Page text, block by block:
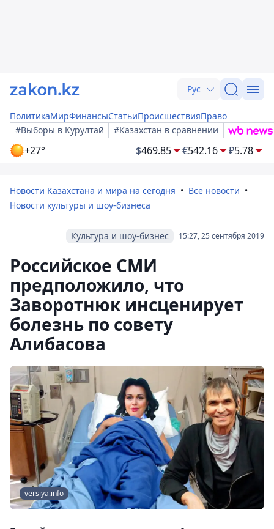
Рус
ПолитикаМирФинансыСтатьиПроисшествияПраво
#Выборы в Курултай
#Казахстан в сравнении
+27° $469.85 €542.16 ₽5.78
Новости Казахстана и мира на сегодня
Все новости
Новости культуры и шоу-бизнеса
15:27, 25 сентября 2019
Культура и шоу-бизнес
Российское СМИ
предположило, что
Заворотнюк инсценирует
болезнь по совету
Алибасова
versiya.info